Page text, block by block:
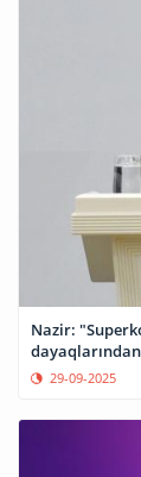
Nazir:
29-09-2025